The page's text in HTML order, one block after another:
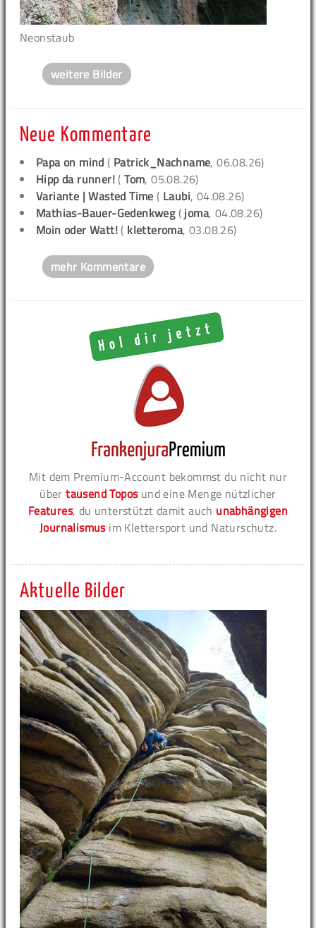
Neonstaub
weitere Bilder
Neue Kommentare
Papa on mind ( Patrick_Nachname, 06.08.26)
Hipp da runner! (Tom, 05.08.26)
Variante | Wasted Time ( Laubi, 04.08.26)
Mathias-Bauer-Gedenkweg( joma, 04.08.26)
Moin oder Watt! ( kletteroma, 03.08.26)
mehr Kommentare
Mit dem Premium-Account bekommst du nicht nur
übertausend Toposund eine Menge nützlicher
Features, du unterstützt damit auch unabhängigen
Journalismusim Klettersport und Naturschutz.
Aktuelle Bilder